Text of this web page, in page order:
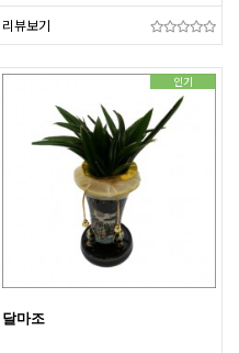
리뷰보기
인기
달마조